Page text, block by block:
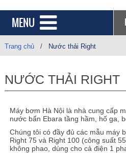
MENU
Trang chủ / Nước thải Right
NƯỚC THẢI RIGHT
Máy bơm Hà Nội là nhà cung cấp
nước bẩn Ebara tầng hầm, hố ga,
Chúng tôi có đầy đủ các mẫu máy
Right 75 và Right 100 (công suất
không phao, dùng cho cả điện 1